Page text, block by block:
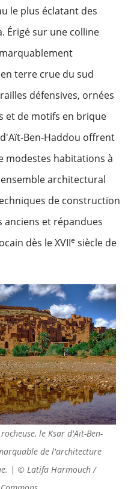
le plus éclatant des
Érigé sur une colline
terre crue du sud
défensives, ornées
et de motifs en brique
Ben-Haddou offrent
modestes habitations à
architectural
de construction
et répandues
dès le XVIIe siècle de
le Ksar d'Aït-Ben-
de l'architecture
| © Latifa Harmouch /